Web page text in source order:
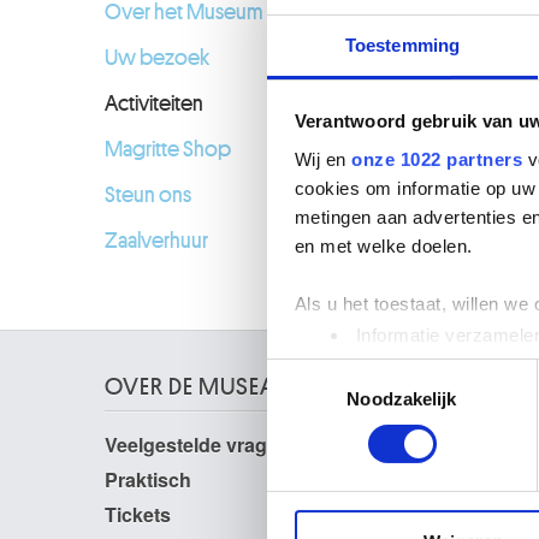
Toestemming
Verantwoord gebruik van
Wij en onze 1022 partners
cookies om informatie op
metingen aan advertenties
en met welke doelen.
Als u het toestaat, willen we
Informatie
Uw apparaat
Lees meer over hoe uw
media, adverteren en
Noodzakelijk
Over het Museum
Uw bezoek
Activiteiten
Magritte Shop
Steun ons
Zaalverhuur
OVER DE MUSEA
Veelgestelde vragen
Praktisch
Tickets
Onderzoek
Publicaties
Fotodienst